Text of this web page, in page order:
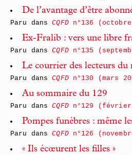
De l’avantage d’être
Paru dansCQFDn°136 (octobre
Ex-Fralib : vers une libre
Paru dansCQFDn°135
Le courrier des lecteurs du
Paru dansCQFDn°130 (mars
Au sommaire du 129
Paru dansCQFDn°129 (février
Pompes funèbres : même
Paru dansCQFDn°126
« Ils écœurent les filles »